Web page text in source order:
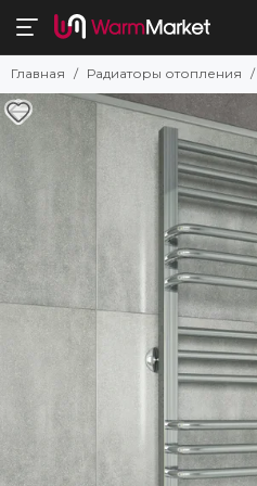
Полотенцесушители
Смотреть все товары
Комбинированные
Электрические
Водяные с нижним
Электрические с полкой
Водяные с боковым
С низким
Недорогие электрические
Поворотные
Квадратные и прямоугольные
Бронзовые
Золотые
Латунные
Главная Радиаторы отопления